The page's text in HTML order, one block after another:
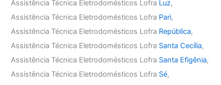
Assistência Técnica Eletrodomésticos Lofra Luz,
Assistência Técnica Eletrodomésticos Lofra Pari,
Assistência Técnica Eletrodomésticos Lofra República,
Assistência Técnica Eletrodomésticos Lofra Santa Cecília,
Assistência Técnica Eletrodomésticos Lofra Santa Efigênia,
Assistência Técnica Eletrodomésticos Lofra Sé,